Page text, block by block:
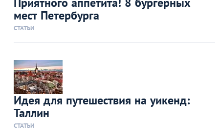
мест Петербурга
СТАТЬИ
Идея для путешествия на уикенд:
Таллин
СТАТЬИ